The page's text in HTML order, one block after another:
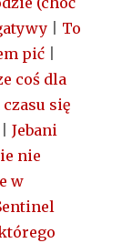
To
pić
coś dla
się
Jebani
nie
w